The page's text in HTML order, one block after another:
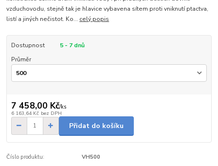
vzduchovodu, stejně tak je hlavice vybavena sítem proti vniknutí ptactva,
listí a jiných nečistot. Ko... celý popis
Dostupnost
5 - 7 dnů
Průměr
7 458,00 Kč/ks
6 163,64 Kč bez DPH
Přidat do košíku
Číslo produktu: VH500